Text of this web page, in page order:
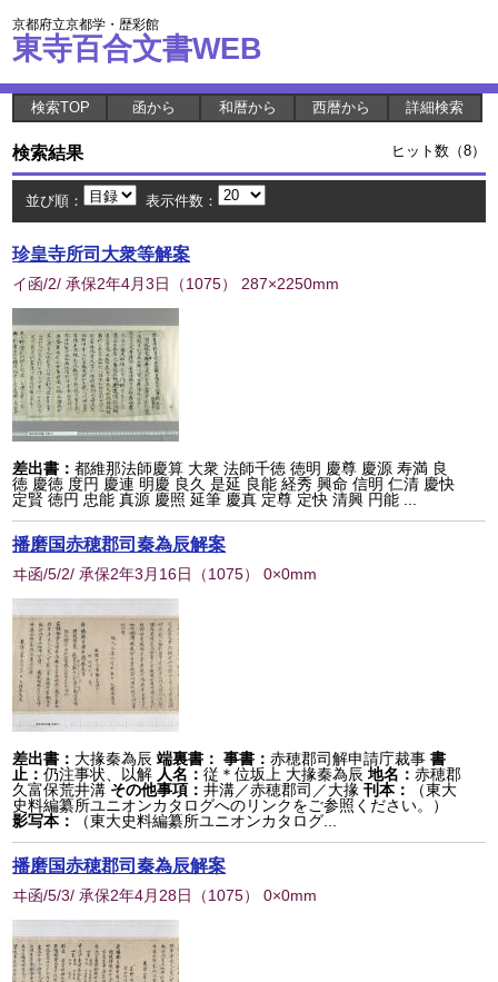
京都府立京都学・歴彩館
東寺百合文書WEB
検索TOP 函から 和暦から 西暦から 詳細検索
検索結果 ヒット数（8）
並び順： 表示件数：
珍皇寺所司大衆等解案
イ函/2/ 承保2年4月3日 （1075） 287×2250mm
差出書：都維那法師慶算 大衆 法師千徳 徳明 慶尊 慶源 寿満 良
徳 慶徳 度円 慶連 明慶 良久 是延 良能 経秀 興命 信明 仁清 慶快
定賢 徳円 忠能 真源 慶照 延筆 慶真 定尊 定快 清興 円能 ...
播磨国赤穂郡司秦為辰解案
ヰ函/5/2/ 承保2年3月16日 （1075） 0×0mm
差出書： 大掾秦為辰 端裏書： 事書：赤穂郡司解申請庁裁事 書
止：仍注事状、以解 人名：従＊位坂上 大掾秦為辰 地名：赤穂郡
久富保荒井溝 その他事項：井溝／赤穂郡司／大掾 刊本：
（東大
史料編纂所ユニオンカタログへのリンクをご参照ください。）
影写本：
（東大史料編纂所ユニオンカタログ...
播磨国赤穂郡司秦為辰解案
ヰ函/5/3/ 承保2年4月28日 （1075） 0×0mm